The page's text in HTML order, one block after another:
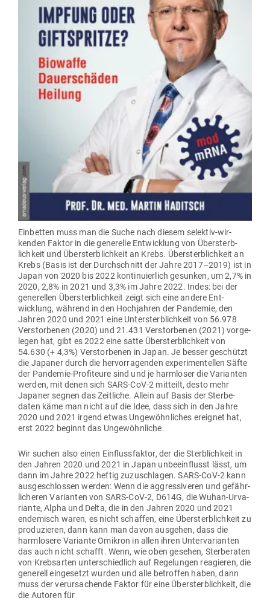
Ein­betten muss man die Suche nach diesem selektiv-wir­
kenden Faktor in die gene­relle Ent­wicklung von Über­sterb­
lichkeit und Über­sterb­lichkeit an Krebs. Über­sterb­lichkeit an
Krebs (Basis ist der Durch­schnitt der Jahre 2017–2019) ist in
Japan von 2020 bis 2022 kon­ti­nu­ierlich gesunken, um 2,7% in
2020, 2,8% in 2021 und 3,3% im Jahre 2022. Indes: bei der
gene­rellen Über­sterb­lichkeit zeigt sich eine andere Ent­
wicklung, während in den Hoch­jahren der Pan­demie, den
Jahren 2020 und 2021 eine Unter­sterb­lichkeit von 56.978
Ver­stor­benen (2020) und 21.431 Ver­stor­benen (2021) vor­ge­
legen hat, gibt es 2022 eine satte Über­sterb­lichkeit von
54.630 (+ 4,3%) Ver­stor­benen in Japan. Je besser geschützt
die Japaner durch die her­vor­ra­genden expe­ri­men­tellen Säfte
der Pan­demie-Pro­fi­teure sind und je harm­loser die Vari­anten
werden, mit denen sich SARS-CoV‑2 mit­teilt, desto mehr
Japaner segnen das Zeit­liche. Allein auf Basis der Ster­be­
daten käme man nicht auf die Idee, dass sich in den Jahre
2020 und 2021 irgend etwas Unge­wöhn­liches ereignet hat,
erst 2022 beginnt das Ungewöhnliche.
Wir suchen also einen Ein­fluss­faktor, der die Sterb­lichkeit in
den Jahren 2020 und 2021 in Japan unbe­ein­flusst lässt, um
dann im Jahre 2022 heftig zuzu­schlagen. SARS-CoV‑2 kann
aus­ge­schlossen werden: Wenn die aggres­si­veren und gefähr­
li­cheren Vari­anten von SARS-CoV‑2, D614G, die Wuhan-Urva­
riante, Alpha und Delta, die in den Jahren 2020 und 2021
ende­misch waren, es nicht schaffen, eine Über­sterb­lichkeit zu
pro­du­zieren, dann kann man davon aus­gehen, dass die
harm­losere Variante Omikron in allen ihren Unter­va­ri­anten
das auch nicht schafft. Wenn, wie oben gesehen, Ster­be­raten
von Krebs­arten unter­schiedlich auf Rege­lungen reagieren, die
generell ein­ge­setzt wurden und alle betroffen haben, dann
muss der ver­ur­sa­chende Faktor für eine Über­sterb­lichkeit, die
die Autoren für